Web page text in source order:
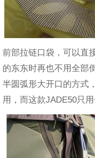
前部拉链口袋，可以直
的东东时再也不用全部
半圆弧形大开口的方式
用，而这款JADE50只